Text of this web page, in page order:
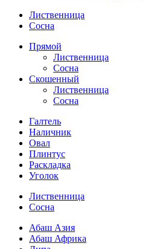
Лиственница
Сосна
Прямой
Лиственница
Сосна
Скошенный
Лиственница
Сосна
Галтель
Наличник
Овал
Плинтус
Раскладка
Уголок
Лиственница
Сосна
Абаш Азия
Абаш Африка